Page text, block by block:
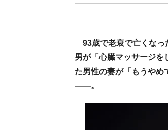
93歳で老衰で亡くな
男が「心臓マッサージを
た男性の妻が「もうやめ
――。